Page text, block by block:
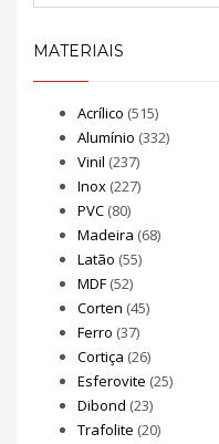
MATERIAIS
Acrílico (515)
Alumínio (332)
Vinil (237)
Inox (227)
PVC (80)
Madeira (68)
Latão (55)
MDF (52)
Corten (45)
Ferro (37)
Cortiça (26)
Esferovite (25)
Dibond (23)
Trafolite (20)